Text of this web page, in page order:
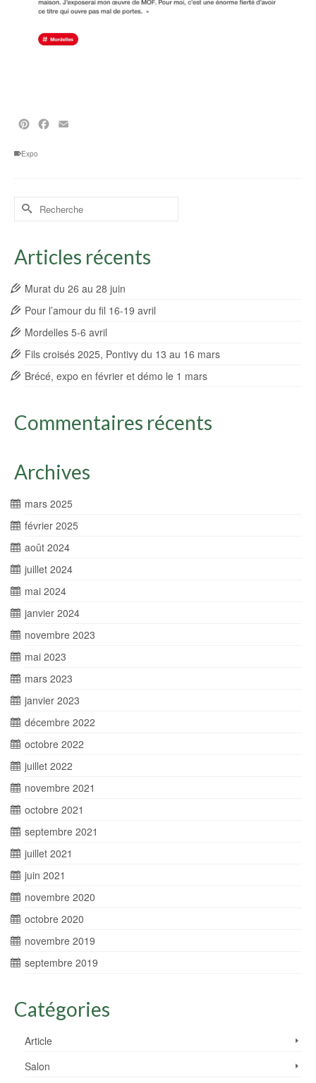
PinterestFacebook
Expo
Rechercher :
Articles récents
Murat du 26 au 28 juin
Pour l’amour du fil 16-19 avril
Mordelles 5-6 avril
Fils croisés 2025, Pontivy du 13 au 16 mars
Brécé, expo en février et démo le 1 mars
Commentaires récents
Archives
mars 2025
février 2025
août 2024
juillet 2024
mai 2024
janvier 2024
novembre 2023
mai 2023
mars 2023
janvier 2023
décembre 2022
octobre 2022
juillet 2022
novembre 2021
octobre 2021
septembre 2021
juillet 2021
juin 2021
novembre 2020
octobre 2020
novembre 2019
septembre 2019
Catégories
Article
Salon